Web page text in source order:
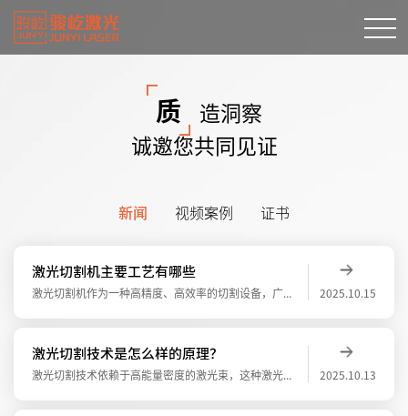
质
造洞察
诚邀您共同见证
新闻 视频案例 证书
激光切割机主要工艺有哪些
激光切割机作为一种高精度、高效率的切割设备，广泛应用于工业制造、建筑、汽车等领域。激光切割机主要工艺有哪些？在激光气化切割过程中，材料表面温度升至沸点温度的速度是如此之快，足以避免热传导造成的熔化，于是部分材料汽化成蒸汽消失，部分材 2025.10.15
激光切割技术是怎么样的原理？
激光切割技术依赖于高能量密度的激光束，这种激光束能够快速加热材料至其熔点或汽化点，从而在材料上产生一个切口。切口的宽度通常非常小，大约在0.1毫米左右，这取决于所使用的激光束的功率和聚焦程度。随着激光束沿着预定路径移动，材料上连续出 2025.10.13